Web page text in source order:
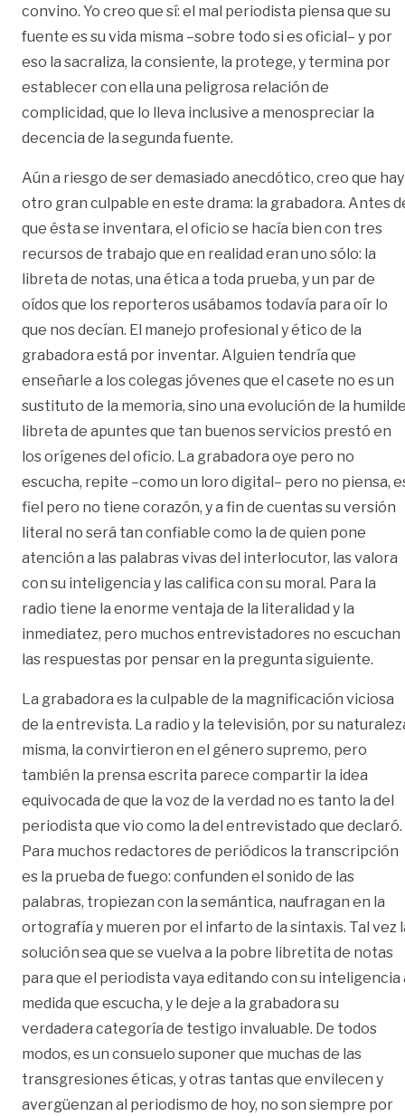
convino. Yo creo que sí: el mal periodista piensa que su
fuente es su vida misma –sobre todo si es oficial– y por
eso la sacraliza, la consiente, la protege, y termina por
establecer con ella una peligrosa relación de
complicidad, que lo lleva inclusive a menospreciar la
decencia de la segunda fuente.
Aún a riesgo de ser demasiado anecdótico, creo que hay
otro gran culpable en este drama: la grabadora. Antes
que ésta se inventara, el oficio se hacía bien con tres
recursos de trabajo que en realidad eran uno sólo: la
libreta de notas, una ética a toda prueba, y un par de
oídos que los reporteros usábamos todavía para oír lo
que nos decían. El manejo profesional y ético de la
grabadora está por inventar. Alguien tendría que
enseñarle a los colegas jóvenes que el casete no es un
sustituto de la memoria, sino una evolución de la
libreta de apuntes que tan buenos servicios prestó en
los orígenes del oficio. La grabadora oye pero no
escucha, repite –como un loro digital– pero no piensa,
fiel pero no tiene corazón, y a fin de cuentas su versión
literal no será tan confiable como la de quien pone
atención a las palabras vivas del interlocutor, las valora
con su inteligencia y las califica con su moral. Para la
radio tiene la enorme ventaja de la literalidad y la
inmediatez, pero muchos entrevistadores no escuchan
las respuestas por pensar en la pregunta siguiente.
La grabadora es la culpable de la magnificación viciosa
de la entrevista. La radio y la televisión, por su
misma, la convirtieron en el género supremo, pero
también la prensa escrita parece compartir la idea
equivocada de que la voz de la verdad no es tanto la del
periodista que vio como la del entrevistado que declaró.
Para muchos redactores de periódicos la transcripción
es la prueba de fuego: confunden el sonido de las
palabras, tropiezan con la semántica, naufragan en la
ortografía y mueren por el infarto de la sintaxis. Tal vez
solución sea que se vuelva a la pobre libretita de notas
para que el periodista vaya editando con su inteligencia
medida que escucha, y le deje a la grabadora su
verdadera categoría de testigo invaluable. De todos
modos, es un consuelo suponer que muchas de las
transgresiones éticas, y otras tantas que envilecen y
avergüenzan al periodismo de hoy, no son siempre por